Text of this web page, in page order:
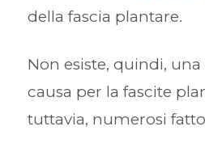
della fascia plantare.
Non esiste, quindi,
causa per la fascite
tuttavia, numerosi